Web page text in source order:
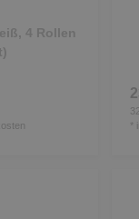
4 Rollen
32
*